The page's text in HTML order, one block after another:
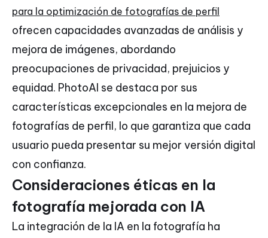
para la optimización de fotografías de perfil
ofrecen capacidades avanzadas de análisis y
mejora de imágenes, abordando
preocupaciones de privacidad, prejuicios y
equidad. PhotoAI se destaca por sus
características excepcionales en la mejora de
fotografías de perfil, lo que garantiza que cada
usuario pueda presentar su mejor versión digital
con confianza.
Consideraciones éticas en la
fotografía mejorada con IA
La integración de la IA en la fotografía ha